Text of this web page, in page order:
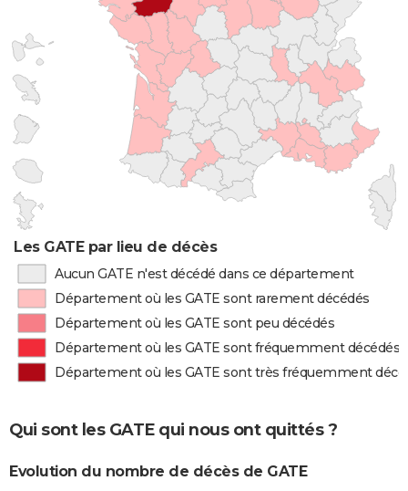
Les GATE par lieu de décès
Aucun GATE n'est décédé dans ce département
Département où les GATE sont rarement décédés
Département où les GATE sont peu décédés
Département où les GATE sont fréquemment décédés
Département où les GATE sont très fréquemment
Qui sont les GATE qui nous ont quittés ?
Evolution du nombre de décès de GATE